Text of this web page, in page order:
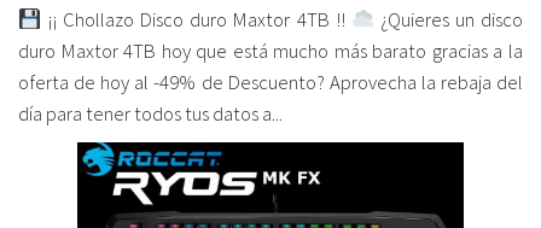
¡¡ Chollazo Disco duro Maxtor 4TB !!
¿Quieres un disco
duro Maxtor 4TB hoy que está mucho más barato gracias a la
oferta de hoy al -49% de Descuento? Aprovecha la rebaja del
día para tener todos tus datos a...